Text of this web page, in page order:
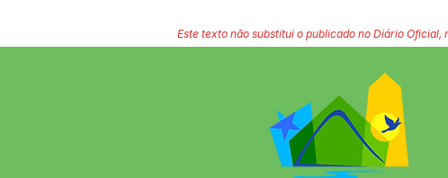
Este texto não substitui o publicado no Diário